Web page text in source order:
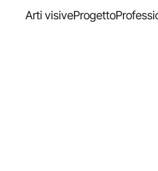
Arti visiveProgetto